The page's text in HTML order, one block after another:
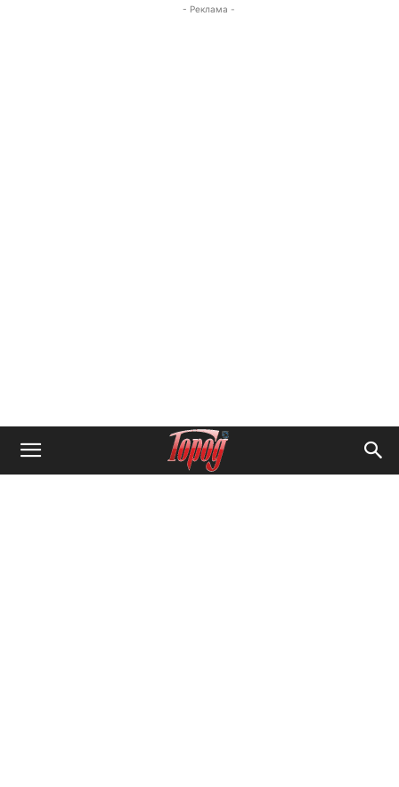
- Реклама -